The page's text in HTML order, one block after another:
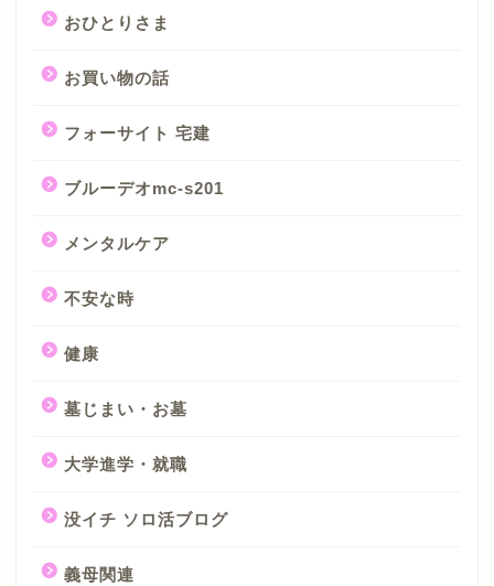
おひとりさま
お買い物の話
フォーサイト 宅建
ブルーデオmc-s201
メンタルケア
不安な時
健康
墓じまい・お墓
大学進学・就職
没イチ ソロ活ブログ
義母関連